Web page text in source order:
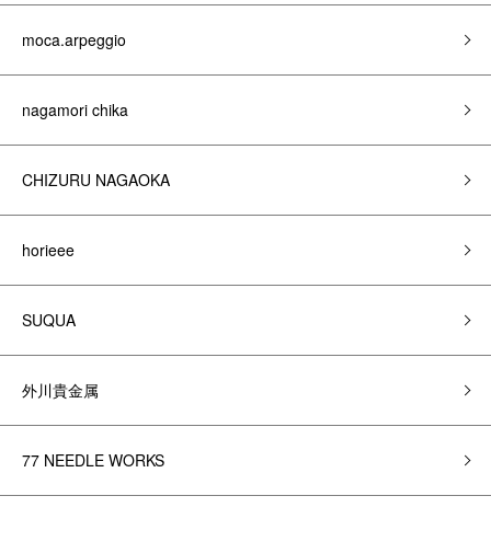
moca.arpeggio
nagamori chika
CHIZURU NAGAOKA
horieee
SUQUA
外川貴金属
77 NEEDLE WORKS